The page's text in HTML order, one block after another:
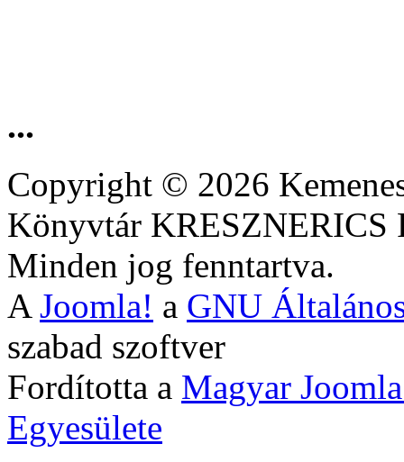
...
Copyright © 2026
Könyvtár
Minden jog fenntartva.
A Joomla! a GNU
szabad szoftver
Fordította a Magyar
Egyesülete